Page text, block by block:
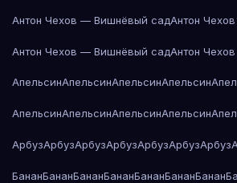
Антон Чехов — Вишнёвый садАнтон
Антон Чехов — Вишнёвый садАнтон
АпельсинАпельсинАпельсинАпельсин
АпельсинАпельсинАпельсинАпельсин
АрбузАрбузАрбузАрбузАрбузАрбузАрбуз
БананБананБананБананБананБананБанан